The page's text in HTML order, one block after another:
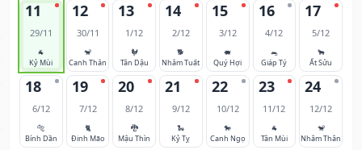
11
29/11
🐐
Kỷ Mùi
12
30/11
🐒
Canh Thân
13
1/12
🐓
Tân Dậu
14
2/12
🐕
Nhâm Tuất
15
3/12
🐖
Quý Hợi
16
4/12
🐀
Giáp Tý
17
5/12
🐂
Ất Sửu
18
6/12
🐅
Bính Dần
19
7/12
🐈
Đinh Mão
20
8/12
🐉
Mậu Thìn
21
9/12
🐍
Kỷ Tỵ
22
10/12
🐎
Canh Ngọ
23
11/12
🐐
Tân Mùi
24
12/12
🐒
Nhâm Thân